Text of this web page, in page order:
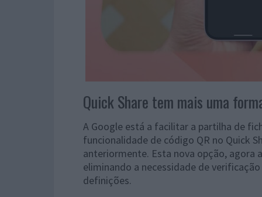
Quick Share tem mais uma
A Google está a facilitar a partilha de
funcionalidade de código QR no Quick
anteriormente. Esta nova opção, agora
eliminando a necessidade de
definições.